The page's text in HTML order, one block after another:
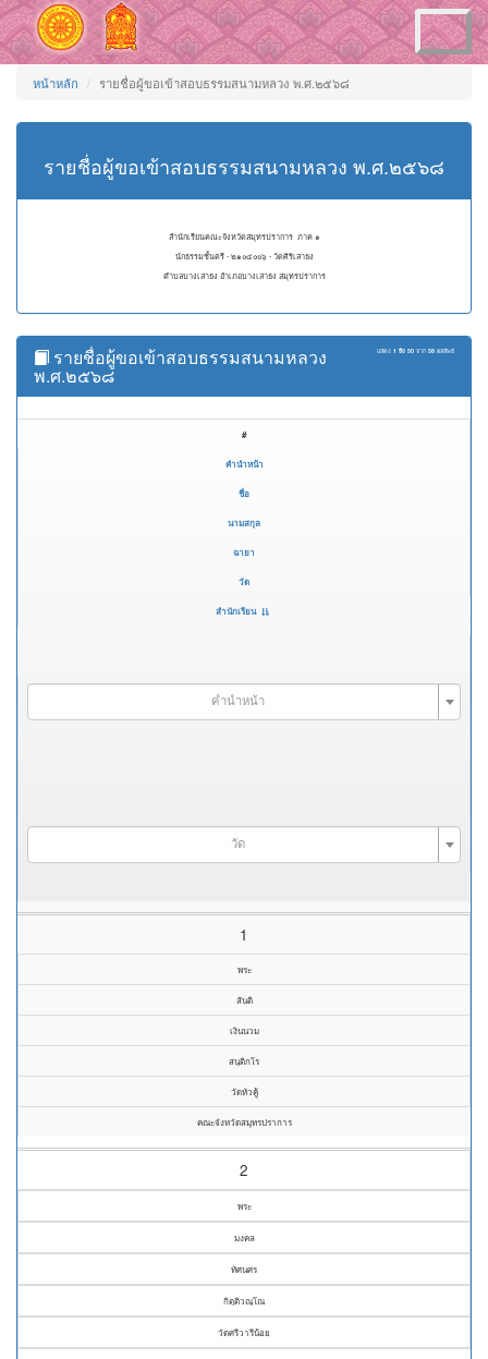
Toggle
navigation
หน้าหลัก รายชื่อผู้ขอเข้าสอบธรรมสนามหลวง พ.ศ.๒๕๖๘
รายชื่อผู้ขอเข้าสอบธรรมสนามหลวง พ.ศ.๒๕๖๘
สำนักเรียนคณะจังหวัดสมุทรปราการ ภาค ๑
นักธรรมชั้นตรี - ๒๑๐๔๐๐๖ - วัดศิริเสาธง
ตำบลบางเสาธง อำเภอบางเสาธง สมุทรปราการ
แสดง 1 ถึง 50 จาก 58 ผลลัพธ์
รายชื่อผู้ขอเข้าสอบธรรมสนามหลวง
พ.ศ.๒๕๖๘
#
คำนำหน้า
ชื่อ
นามสกุล
ฉายา
วัด
สำนักเรียน
คำนำหน้า
วัด
1
พระ
สันติ
เงินนวม
สนฺติกโร
วัดหัวคู้
คณะจังหวัดสมุทรปราการ
2
พระ
มงคล
ทัศนศร
กิตฺติวณฺโณ
วัดศรีวารีน้อย